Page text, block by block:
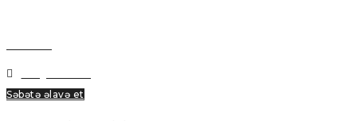
Səbətə əlavə et